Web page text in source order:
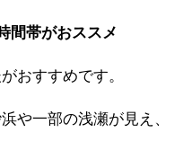
間帯がおススメ
おすすめです。
や一部の浅瀬が見え、